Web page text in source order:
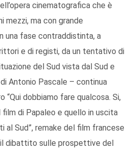
cinematografica che è
mezzi, ma con grande
una fase contraddistinta, a
e di registi, da un tentativo di
del Sud vista dal Sud e
Antonio Pascale – continua
dobbiamo fare qualcosa. Si,
film di Papaleo e quello in uscita
al Sud”, remake del film francese
il dibattito sulle prospettive del